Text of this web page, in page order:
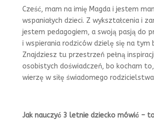
Cześć, mam na imię Magda i jestem
wspaniałych dzieci. Z wykształcenia i
jestem pedagogiem, a swoją pasją do
i wspierania rodziców dzielę się na tym
Znajdziesz tu przestrzeń pełną
osobistych doświadczeń, bo kocham
wierzę w siłę świadomego
Jak nauczyć 3 letnie dziecko mówić –